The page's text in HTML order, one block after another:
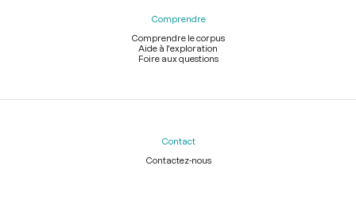
Comprendre
Comprendre le corpus
Aide à l'exploration
Foire aux questions
Contact
Contactez-nous